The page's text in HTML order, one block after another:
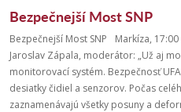
Bezpečnejší Most SNP
Bezpečnejší Most SNP Markíza,
Jaroslav Zápala, moderátor: „Už aj
monitorovací systém. Bezpečnosť
desiatky čidiel a senzorov. Počas
zaznamenávajú všetky posuny a